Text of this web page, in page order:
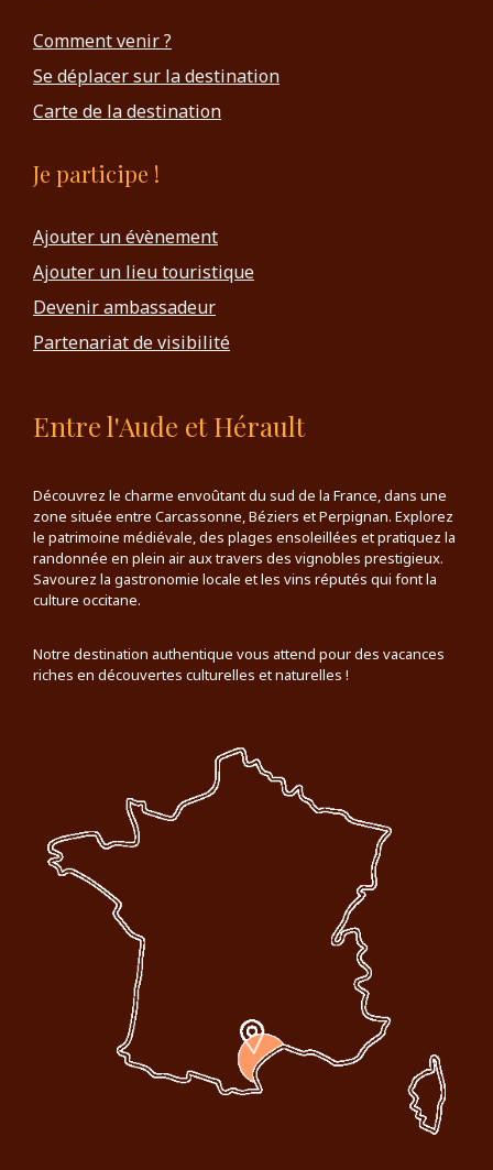
Comment venir ?
Se déplacer sur la destination
Carte de la destination
Je participe !
Ajouter un évènement
Ajouter un lieu touristique
Devenir ambassadeur
Partenariat de visibilité
Entre l'Aude et Hérault
Découvrez le charme envoûtant du sud de la France, dans une
zone située entre Carcassonne, Béziers et Perpignan. Explorez
le patrimoine médiévale, des plages ensoleillées et pratiquez la
randonnée en plein air aux travers des vignobles prestigieux.
Savourez la gastronomie locale et les vins réputés qui font la
culture occitane.
Notre destination authentique vous attend pour des vacances
riches en découvertes culturelles et naturelles !